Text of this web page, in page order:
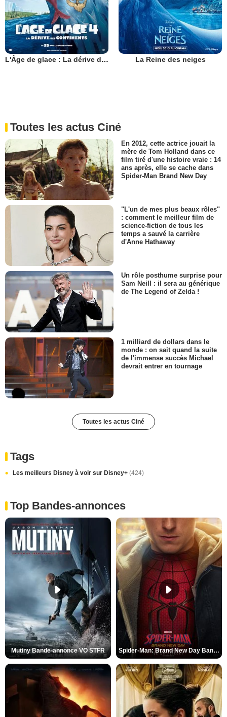
L'Âge de glace : La dérive des continents La Reine des neiges
Toutes les actus Ciné
En 2012, cette actrice jouait la
mère de Tom Holland dans ce
film tiré d'une histoire vraie : 14
ans après, elle se cache dans
Spider-Man Brand New Day
"L'un de mes plus beaux rôles"
: comment le meilleur film de
science-fiction de tous les
temps a sauvé la carrière
d'Anne Hathaway
Un rôle posthume surprise pour
Sam Neill : il sera au générique
de The Legend of Zelda !
1 milliard de dollars dans le
monde : on sait quand la suite
de l'immense succès Michael
devrait entrer en tournage
Toutes les actus Ciné
Tags
Les meilleurs Disney à voir sur Disney+ (424)
Top Bandes-annonces
Mutiny Bande-annonce VO STFR Spider-Man: Brand New Day Bande-annonce VO STFR